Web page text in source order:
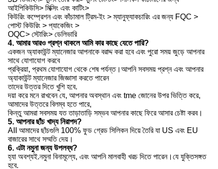
3D ডিজাইন> টুলিং তৈরি করা> টুলিং টেস্টিং> সিলিকন কাঁচামালের জন্য
আইপিকিউসি> মিক্সিং এবং কাটিং>
কিউরিং কম্প্রেশন এবং কাঁচামাল ট্রিম-ইং > ম্যানুফ্যাকচারিং এর জন্য FQC >
পোস্ট কিউরিং > প্যাকেজিং >
OQC> স্টোরিং> ডেলিভারি
4. আমার আরও প্রশ্ন থাকলে আমি কার কাছে যেতে পারি?
একজন অ্যাকাউন্ট ম্যানেজার আপনাকে বরাদ্দ করা হবে এবং পুরো সময় জুড়ে আপনার
সাথে যোগাযোগ করবে
প্রক্রিয়া, প্রথম যোগাযোগ থেকে শেষ পর্যন্ত।আপনি সবসময় প্রশ্ন এবং আপনার
অ্যাকাউন্ট ম্যানেজার জিজ্ঞাসা করতে পারেন
তাদের উত্তর দিতে খুশি হবে.
দয়া করে মনে রাখবেন যে, আপনার অবস্থান এবং tme জোনের উপর ভিত্তি করে,
আমাদের উত্তরে বিলম্ব হতে পারে,
কিন্তু আমরা সবসময় যত তাড়াতাড়ি সম্ভব আপনার কাছে ফিরে আসার চেষ্টা করব।
5. আপনার ছাঁচ খাদ্য নিরাপদ?
AII আমাদের ছাঁচগুলি 100% ফুড গ্রেড সিলিকন দিয়ে তৈরি যা US এবং EU
বাজারের সাথে সম্মতি দেয়।
6. এটা নমুনা জন্য উপলব্ধ?
হ্যা অবশ্যই.নমুনা বিনামূল্যে, এবং আপনি মালবাহী খরচ দিতে পারেন।যে যুক্তিসঙ্গত